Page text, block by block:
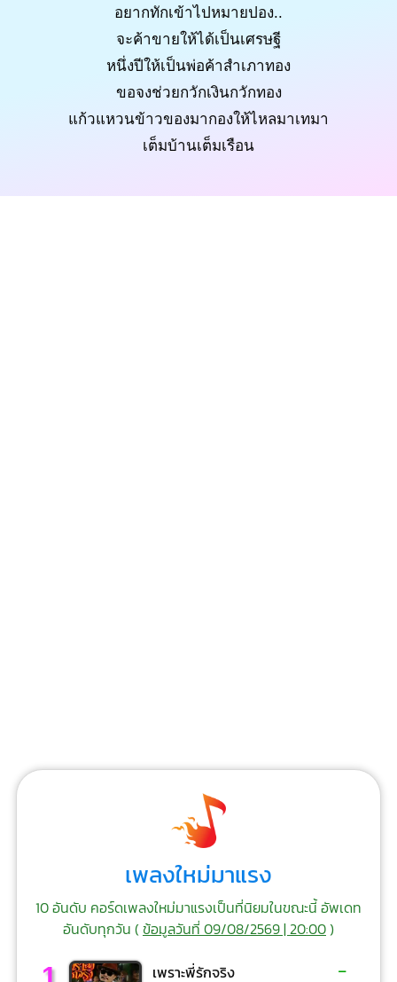
อยากทักเข้าไปหมายปอง..
จะค้าขายให้ได้เป็นเศรษฐี
หนึ่งปีให้เป็นพ่อค้าสำเภาทอง
ขอจงช่วยกวักเงินกวักทอง
แก้วแหวนข้าวของมากองให้ไหลมาเทมา
เต็มบ้านเต็มเรือน
เพลงใหม่มาแรง
10 อันดับ คอร์ดเพลงใหม่มาแรงเป็นที่นิยมในขณะนี้ อัพเดท
อันดับทุกวัน (ข้อมูลวันที่ 09/08/2569 | 20:00)
เพราะพี่รักจริง -